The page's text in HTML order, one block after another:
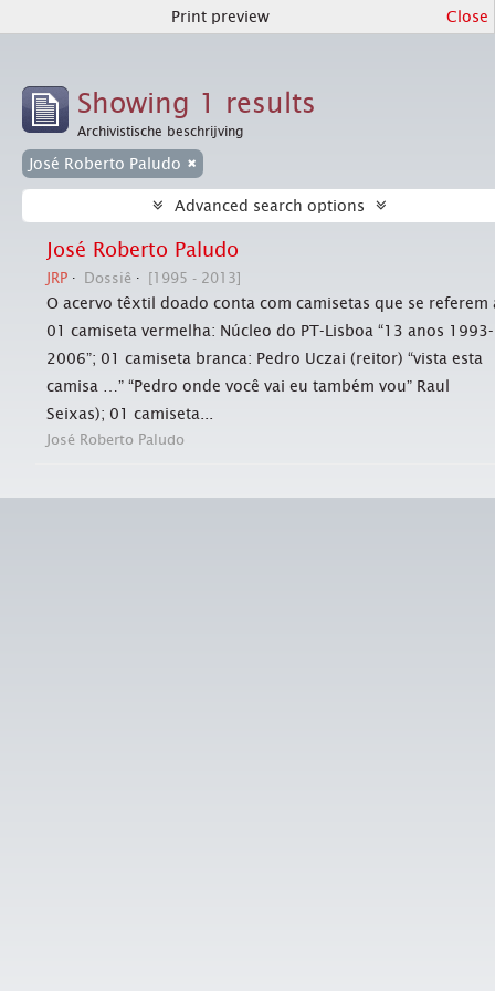
Print preview Close
Showing 1 results
Archivistische beschrijving
José Roberto Paludo
Advanced search options
José Roberto Paludo
JRP Dossiê [1995 - 2013]
O acervo têxtil doado conta com camisetas que se referem
01 camiseta vermelha: Núcleo do PT-Lisboa “13 anos 1993-
2006”; 01 camiseta branca: Pedro Uczai (reitor) “vista esta
camisa …” “Pedro onde você vai eu também vou” Raul
Seixas); 01 camiseta...
José Roberto Paludo